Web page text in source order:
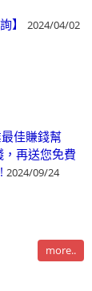
】 2024/04/02
佳賺錢幫
再送您免費
2024/09/24
more..